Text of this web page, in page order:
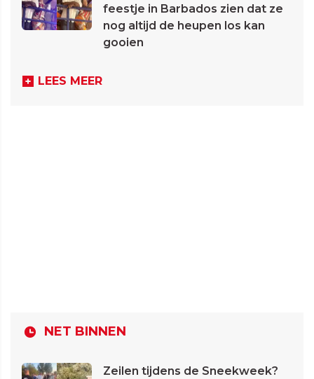
feestje in Barbados zien dat ze
nog altijd de heupen los kan
gooien
LEES MEER
NET BINNEN
Zeilen tijdens de Sneekweek?